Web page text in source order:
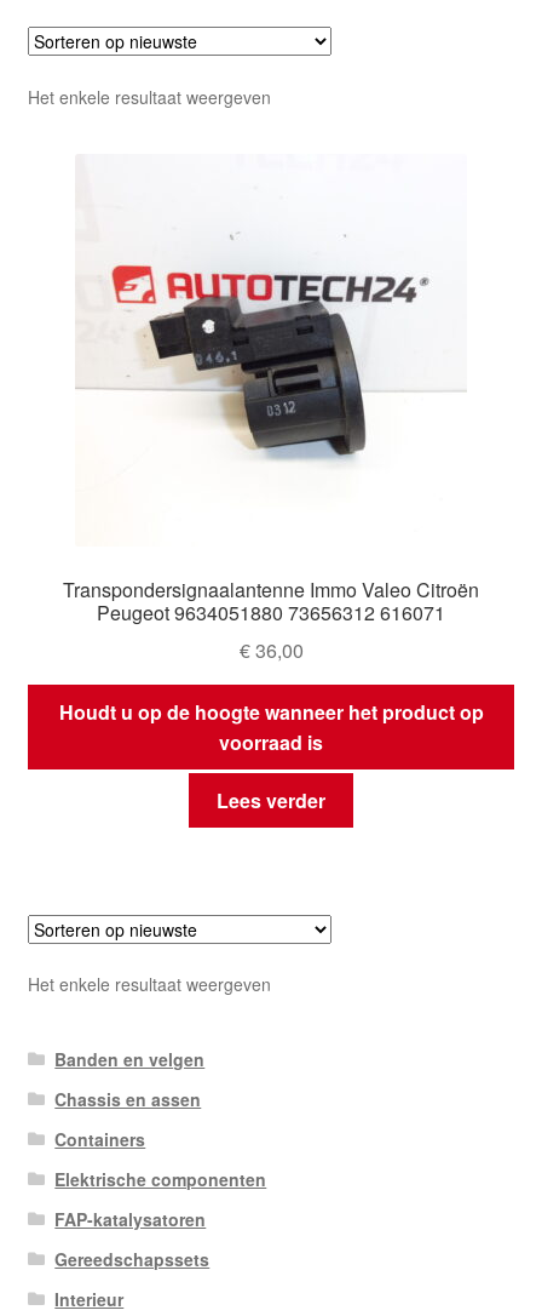
Het enkele resultaat weergeven
Transpondersignaalantenne Immo Valeo Citroën
Peugeot 9634051880 73656312 616071
€36,00
Houdt u op de hoogte wanneer het product op
voorraad is
Lees verder
Het enkele resultaat weergeven
Banden en velgen
Chassis en assen
Containers
Elektrische componenten
FAP-katalysatoren
Gereedschapssets
Interieur